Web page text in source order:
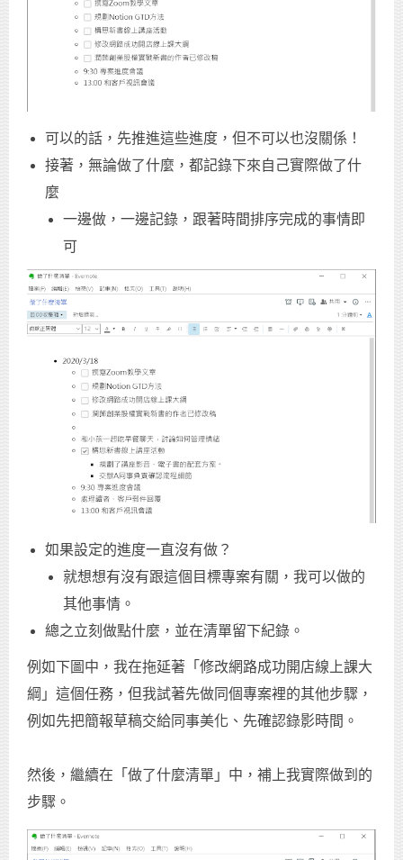
可以的話，先推進這些進度，但不可以也沒關係！
接著，無論做了什麼，都記錄下來自己實際做了什
麼
一邊做，一邊記錄，跟著時間排序完成的事情即
可
如果設定的進度一直沒有做？
就想想有沒有跟這個目標專案有關，我可以做的
其他事情。
總之立刻做點什麼，並在清單留下紀錄。
例如下圖中，我在拖延著「修改網路成功開店線上課大
綱」這個任務，但我試著先做同個專案裡的其他步驟，
例如先把簡報草稿交給同事美化、先確認錄影時間。
然後，繼續在「做了什麼清單」中，補上我實際做到的
步驟。